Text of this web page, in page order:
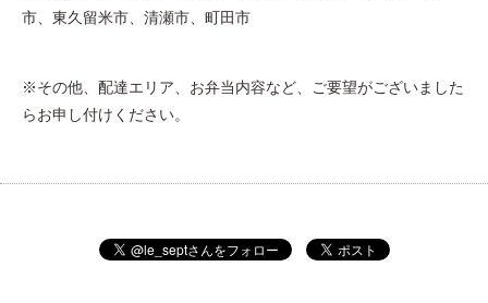
市、東久留米市、清瀬市、町田市
※その他、配達エリア、お弁当内容など、ご要望がございました
らお申し付けください。